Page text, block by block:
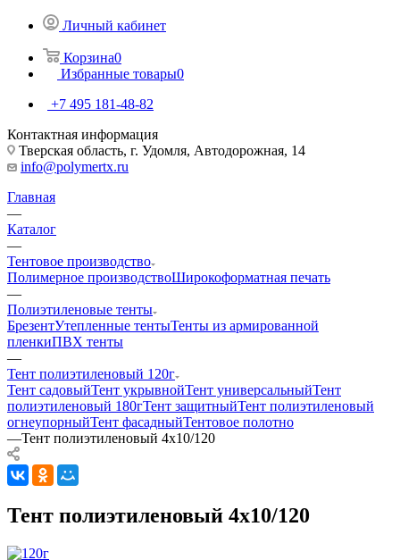
Личный кабинет
Корзина0
Избранные товары0
+7 495 181-48-82
Контактная информация
Тверская область, г. Удомля, Автодорожная, 14
info@polymertx.ru
Главная
—
Каталог
—
Тентовое производство
Полимерное производствоШирокоформатная печать
—
Полиэтиленовые тенты
БрезентУтепленные тентыТенты из армированной
пленкиПВХ тенты
—
Тент полиэтиленовый 120г
Тент садовыйТент укрывнойТент универсальныйТент
полиэтиленовый 180гТент защитныйТент полиэтиленовый
огнеупорныйТент фасадныйТентовое полотно
—Тент полиэтиленовый 4х10/120
Тент полиэтиленовый 4х10/120